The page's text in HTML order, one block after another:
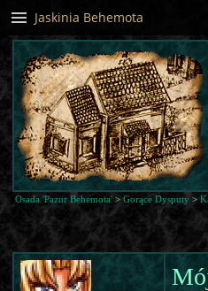
Osada 'Pazur Behemota' > Gorące Dysputy >
Jaskinia Behemota